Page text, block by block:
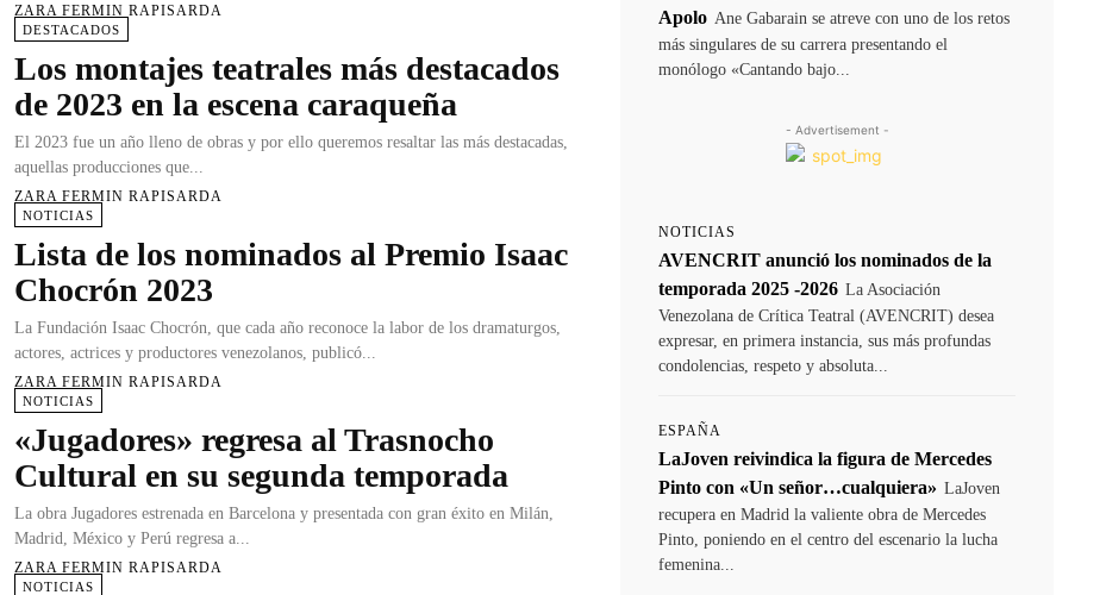
ZARA FERMIN RAPISARDA
DESTACADOS
Los montajes teatrales más destacados
de 2023 en la escena caraqueña
El 2023 fue un año lleno de obras y por ello queremos resaltar las más destacadas,
aquellas producciones que...
ZARA FERMIN RAPISARDA
NOTICIAS
Lista de los nominados al Premio Isaac
Chocrón 2023
La Fundación Isaac Chocrón, que cada año reconoce la labor de los dramaturgos,
actores, actrices y productores venezolanos, publicó...
ZARA FERMIN RAPISARDA
NOTICIAS
«Jugadores» regresa al Trasnocho
Cultural en su segunda temporada
La obra Jugadores estrenada en Barcelona y presentada con gran éxito en Milán,
Madrid, México y Perú regresa a...
ZARA FERMIN RAPISARDA
NOTICIAS
Apolo Ane Gabarain se atreve con uno de los retos
más singulares de su carrera presentando el
monólogo «Cantando bajo...
- Advertisement -
NOTICIAS
AVENCRIT anunció los nominados de la
temporada 2025 -2026 La Asociación
Venezolana de Crítica Teatral (AVENCRIT) desea
expresar, en primera instancia, sus más profundas
condolencias, respeto y absoluta...
ESPAÑA
LaJoven reivindica la figura de Mercedes
Pinto con «Un señor…cualquiera» LaJoven
recupera en Madrid la valiente obra de Mercedes
Pinto, poniendo en el centro del escenario la lucha
femenina...